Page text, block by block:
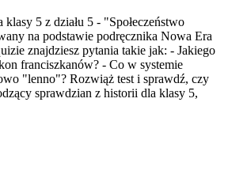
5 z działu 5 - "Społeczeństwo
na podstawie podręcznika Nowa Era
znajdziesz pytania takie jak: - Jakiego
franciszkanów? - Co w systemie
"lenno"? Rozwiąż test i sprawdź, czy
sprawdzian z historii dla klasy 5,